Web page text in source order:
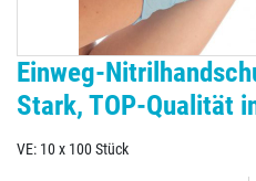
Einweg-
Stark, TOP-Qualität
VE: 10 x 100 Stück